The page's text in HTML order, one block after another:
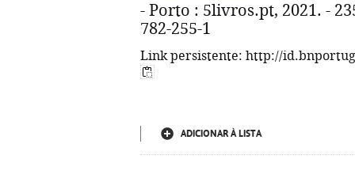
- Porto : 5livros.pt, 2021. -
782-255-1
Link persistente: http://
ADICIONAR À LISTA